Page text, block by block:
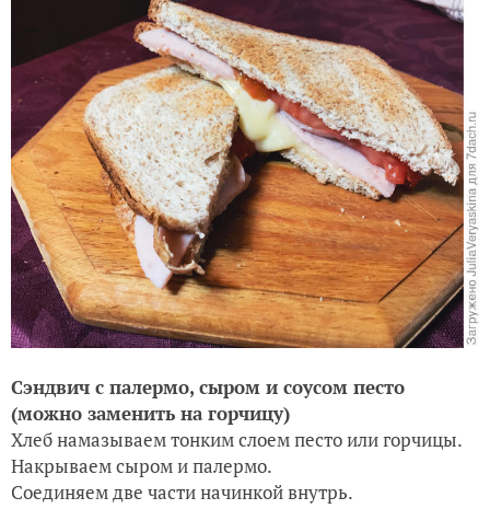
Сэндвич с палермо, сыром и соусом песто
(можно заменить на горчицу)
Хлеб намазываем тонким слоем песто или горчицы.
Накрываем сыром и палермо.
Соединяем две части начинкой внутрь.